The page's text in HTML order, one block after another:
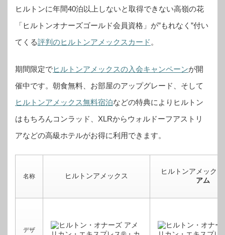
ヒルトンに年間40泊以上しないと取得できない高嶺の花
「ヒルトンオナーズゴールド会員資格」が”もれなく”付い
てくる評判のヒルトンアメックスカード。
期間限定でヒルトンアメックスの入会キャンペーンが開
催中です。 朝食無料、お部屋のアップグレード、そして
ヒルトンアメックス無料宿泊などの特典によりヒルトン
はもちろんコンラッド、XLRからウォルドーフアストリ
アなどの高級ホテルがお得に利用できます。
名称 ヒルトンアメックス
ヒルトンアメックス
アム
デザ